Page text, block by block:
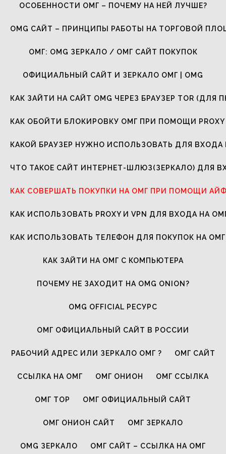
ОСОБЕННОСТИ ОМГ – ПОЧЕМУ НА НЕЙ ЛУЧШЕ?
OMG САЙТ – ПРИНЦИПЫ РАБОТЫ НА ТОРГОВОЙ
ОМГ: OMG ЗЕРКАЛО / ОМГ САЙТ ПОКУПОК
ОФИЦИАЛЬНЫЙ САЙТ И ЗЕРКАЛО ОМГ | OMG
КАК ЗАЙТИ НА САЙТ OMG ЧЕРЕЗ БРАУЗЕР TOR (ДЛЯ
КАК ОБОЙТИ БЛОКИРОВКУ ОМГ ПРИ ПОМОЩИ PROXY
КАКОЙ БРАУЗЕР НУЖНО ИСПОЛЬЗОВАТЬ ДЛЯ ВХОДА
ЧТО ТАКОЕ САЙТ ИНТЕРНЕТ-ШЛЮЗ(ЗЕРКАЛО) ДЛЯ
КАК СОВЕРШАТЬ ПОКУПКИ НА ОМГ ПРИ ПОМОЩИ
КАК ИСПОЛЬЗОВАТЬ PROXY И VPN ДЛЯ ВХОДА НА
КАК ИСПОЛЬЗОВАТЬ ТЕЛЕФОН ДЛЯ ПОКУПОК НА ОМГ
КАК ЗАЙТИ НА ОМГ С КОМПЬЮТЕРА
ПОЧЕМУ НЕ ЗАХОДИТ НА OMG ONION?
OMG OFFICIAL РЕСУРС
ОМГ ОФИЦИАЛЬНЫЙ САЙТ В РОССИИ
РАБОЧИЙ АДРЕС ИЛИ ЗЕРКАЛО ОМГ ? ОМГ САЙТ
ССЫЛКА НА ОМГ ОМГ ОНИОН ОМГ ССЫЛКА
ОМГ ТОР ОМГ ОФИЦИАЛЬНЫЙ САЙТ
ОМГ ОНИОН САЙТ ОМГ ЗЕРКАЛО
OMG ЗЕРКАЛО ОМГ САЙТ – ССЫЛКА НА ОМГ